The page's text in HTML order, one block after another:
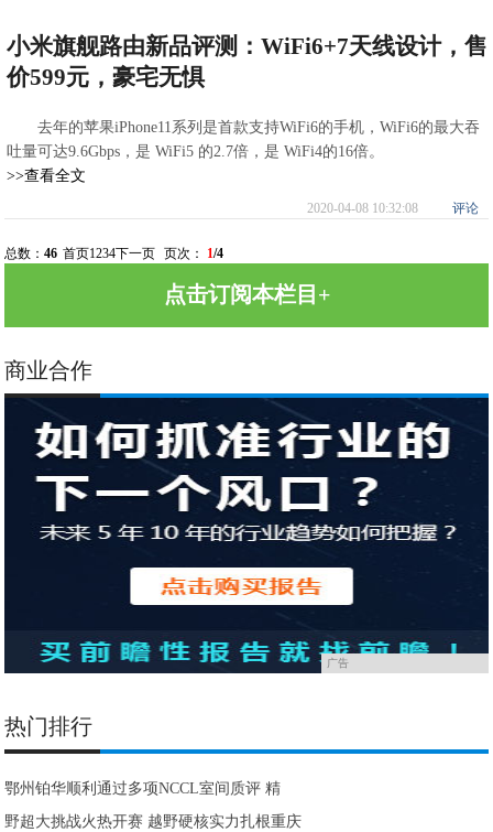
小米旗舰路由新品评测：WiFi6+7天线设计，售
价599元，豪宅无惧
去年的苹果iPhone11系列是首款支持WiFi6的手机，WiFi6的最大吞
吐量可达9.6Gbps，是 WiFi5 的2.7倍，是 WiFi4的16倍。
>>查看全文
2020-04-08 10:32:08 评论
总数：46 首页1234下一页 页次： 1/4
点击订阅本栏目+
商业合作
广告
热门排行
鄂州铂华顺利通过多项NCCL室间质评 精
野超大挑战火热开赛 越野硬核实力扎根重庆